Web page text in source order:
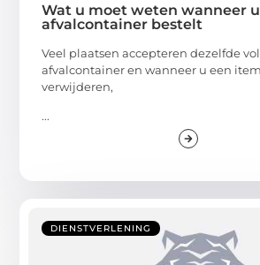
Wat u moet weten wanneer u
afvalcontainer bestelt
Veel plaatsen accepteren dezelfde
afvalcontainer en wanneer u een
verwijderen,
...
DIENSTVERLENING